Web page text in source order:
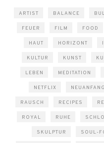
ARTIST BALANCE
FEUER FILM FOOD
HAUT HORIZONT
KULTUR KUNST
LEBEN MEDITATION
NETFLIX NEUANFANG
RAUSCH RECIPES
ROYAL RUHE
SKULPTUR SOUL-